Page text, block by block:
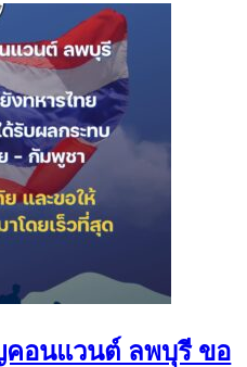
คอนแวนต์ ลพบุรี ขอ